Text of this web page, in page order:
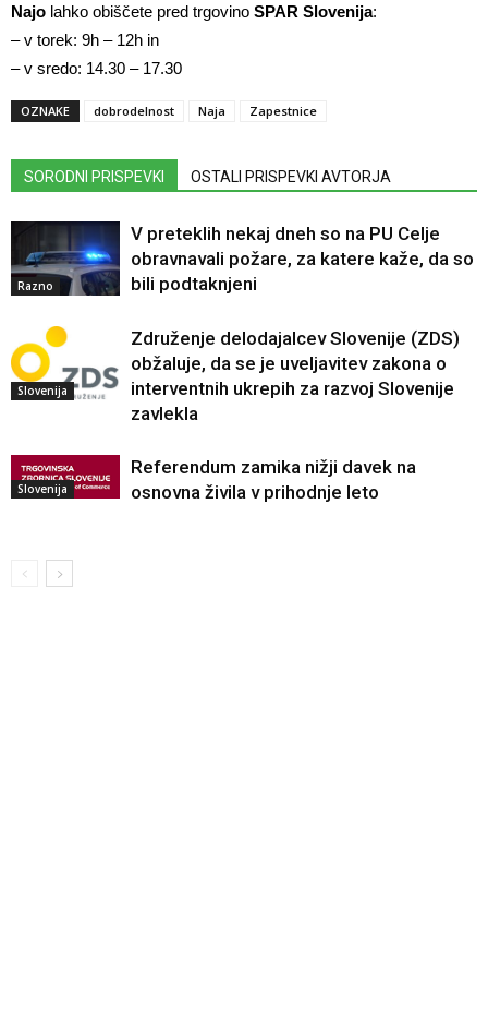
Najo lahko obiščete pred trgovino SPAR Slovenija:
– v torek: 9h – 12h in
– v sredo: 14.30 – 17.30
OZNAKE dobrodelnost Naja Zapestnice
SORODNI PRISPEVKI OSTALI PRISPEVKI AVTORJA
Razno
V preteklih nekaj dneh so na PU Celje
obravnavali požare, za katere kaže, da so
bili podtaknjeni
Slovenija
Združenje delodajalcev Slovenije (ZDS)
obžaluje, da se je uveljavitev zakona o
interventnih ukrepih za razvoj Slovenije
zavlekla
Slovenija
Referendum zamika nižji davek na
osnovna živila v prihodnje leto